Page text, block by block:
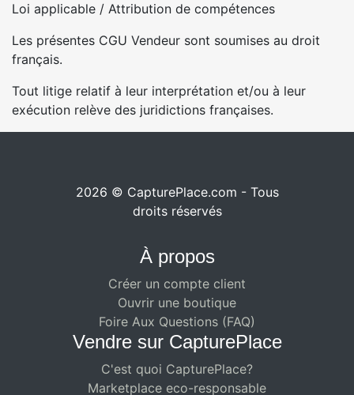
Loi applicable / Attribution de compétences
Les présentes CGU Vendeur sont soumises au droit
français.
Tout litige relatif à leur interprétation et/ou à leur
exécution relève des juridictions françaises.
2026 © CapturePlace.com - Tous
droits réservés
À propos
Créer un compte client
Ouvrir une boutique
Foire Aux Questions (FAQ)
Vendre sur CapturePlace
C'est quoi CapturePlace?
Marketplace eco-responsable